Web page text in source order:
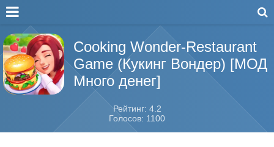
Cooking Wonder-Restaurant
Game (Кукинг Вондер) [МОД
Много денег]
Рейтинг: 4.2
Голосов: 1100